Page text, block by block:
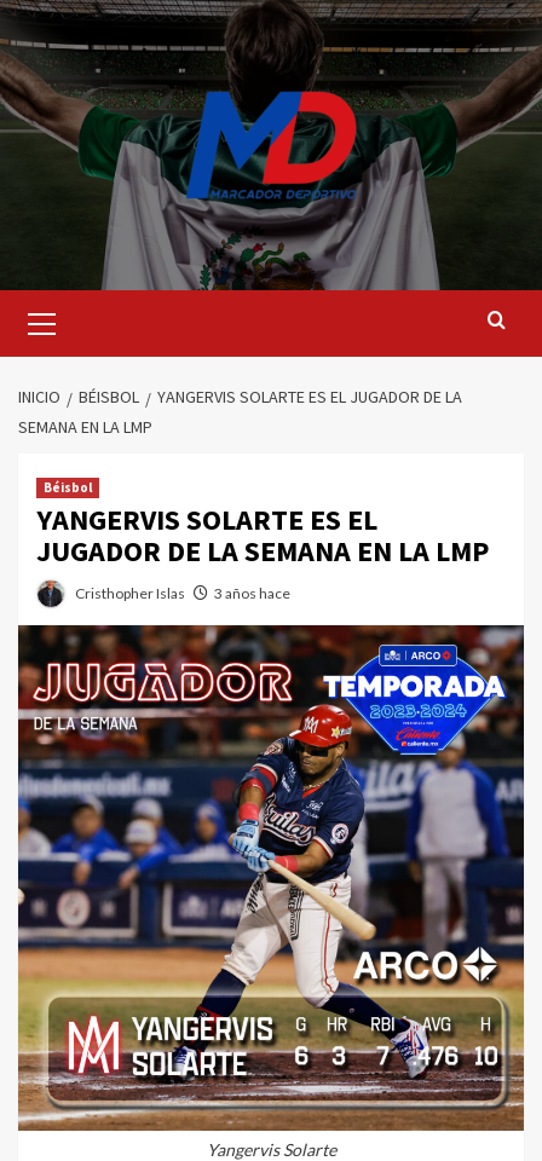
Saltar
al
contenido
principal
INICIO BÉISBOL
YANGERVIS SOLARTE ES EL JUGADOR DE LA
SEMANA EN LA LMP
Béisbol
YANGERVIS SOLARTE ES EL
JUGADOR DE LA SEMANA EN LA LMP
Cristhopher Islas 3 años hace
Yangervis Solarte